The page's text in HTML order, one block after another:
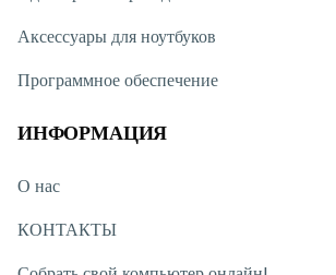
Аксессуары для ноутбуков
Программное обеспечение
ИНФОРМАЦИЯ
О нас
КОНТАКТЫ